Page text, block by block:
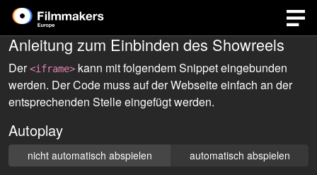
Anleitung zum Einbinden des Showreels
Der<iframe> kann mit folgendem Snippet eingebunden
werden. Der Code muss auf der Webseite einfach an der
entsprechenden Stelle eingefügt werden.
Autoplay
nicht automatisch abspielen automatisch abspielen